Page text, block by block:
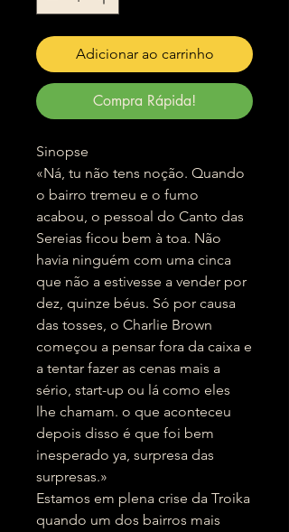
Adicionar ao carrinho
Compra Rápida!
Sinopse
«Ná, tu não tens noção. Quando
o bairro tremeu e o fumo
acabou, o pessoal do Canto das
Sereias ficou bem à toa. Não
havia ninguém com uma cinca
que não a estivesse a vender por
dez, quinze béus. Só por causa
das tosses, o Charlie Brown
começou a pensar fora da caixa e
a tentar fazer as cenas mais a
sério, start-up ou lá como eles
lhe chamam. o que aconteceu
depois disso é que foi bem
inesperado ya, surpresa das
surpresas.»
Estamos em plena crise da Troika
quando um dos bairros mais